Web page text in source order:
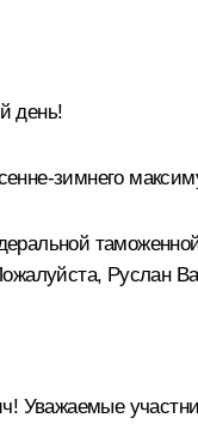
день!
зимнего
Руслан
Уважаемые